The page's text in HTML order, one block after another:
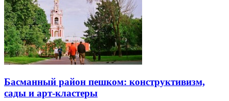
Басманный район пешком: конструктивизм,
сады и арт-кластеры